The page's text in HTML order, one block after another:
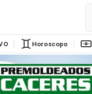
$1525
Horoscopo